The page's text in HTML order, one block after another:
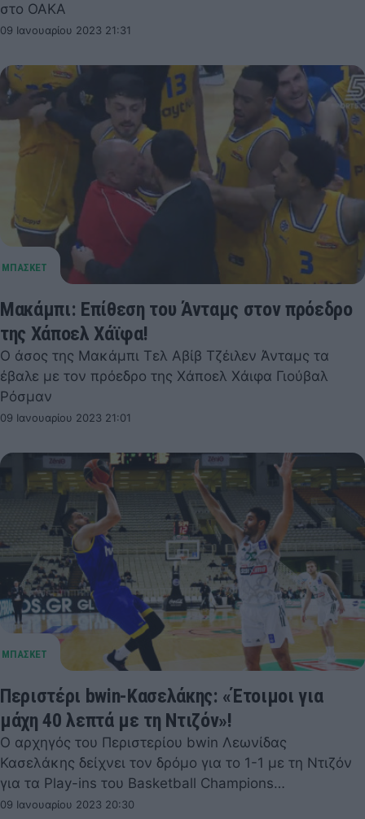
στο ΟΑΚΑ
09 Ιανουαρίου 2023 21:31
Μακάμπι: Eπίθεση του Άνταμς στον πρόεδρο
της Χάποελ Χάϊφα!
Ο άσος της Μακάμπι Τελ Αβίβ Τζέιλεν Άνταμς τα
έβαλε με τον πρόεδρο της Χάποελ Χάιφα Γιούβαλ
Ρόσμαν
09 Ιανουαρίου 2023 21:01
Περιστέρι bwin-Κασελάκης: «Έτοιμοι για
μάχη 40 λεπτά με τη Ντιζόν»!
Ο αρχηγός του Περιστερίου bwin Λεωνίδας
Κασελάκης δείχνει τον δρόμο για το 1-1 με τη Ντιζόν
για τα Play-ins του Basketball Champions…
09 Ιανουαρίου 2023 20:30